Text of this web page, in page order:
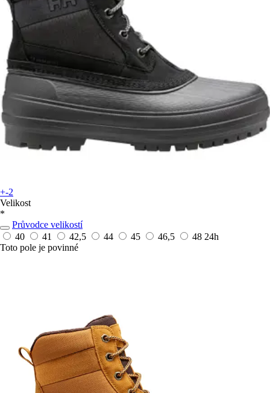
+-2
Velikost
*
Průvodce velikostí
40
41 42,5 44 45 46,5 48 24h
Toto pole je povinné